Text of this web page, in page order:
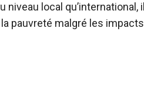
niveau local qu’international,
pauvreté malgré les